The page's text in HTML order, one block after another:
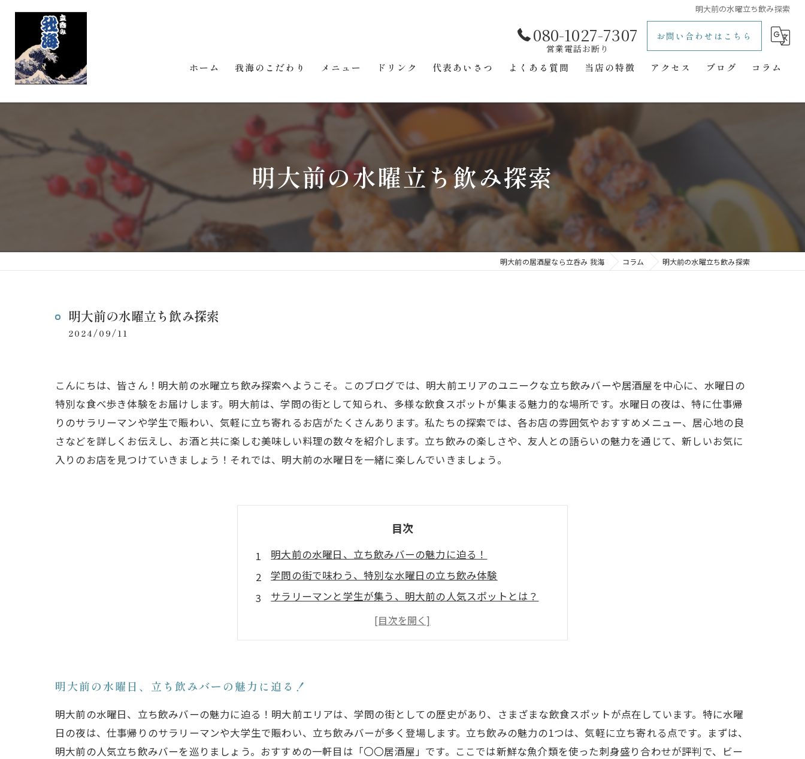
明大前の水曜立ち飲み探索
080-1027-7307 お問い合わせはこちら
ホーム 我海のこだわり メニュー ドリンク 代表あいさつ よくある質問 当店の特徴
立ち飲み
二次会
隠れ家
アクセス ブログ コラム
明大前の水曜立ち飲み探索
明大前の居酒屋なら立呑み 我海 コラム 明大前の水曜立ち飲み探索
明大前の水曜立ち飲み探索
2024/09/11
こんにちは、皆さん！明大前の水曜立ち飲み探索へようこそ。このブログでは、明大前エリアのユニークな立ち飲みバーや居酒屋を中心に、水曜日の
特別な食べ歩き体験をお届けします。明大前は、学問の街として知られ、多様な飲食スポットが集まる魅力的な場所です。水曜日の夜は、特に仕事帰
りのサラリーマンや学生で賑わい、気軽に立ち寄れるお店がたくさんあります。私たちの探索では、各お店の雰囲気やおすすめメニュー、居心地の良
さなどを詳しくお伝えし、お酒と共に楽しむ美味しい料理の数々を紹介します。立ち飲みの楽しさや、友人との語らいの魅力を通じて、新しいお気に
入りのお店を見つけていきましょう！それでは、明大前の水曜日を一緒に楽しんでいきましょう。
目次
明大前の水曜日、立ち飲みバーの魅力に迫る！
学問の街で味わう、特別な水曜日の立ち飲み体験
サラリーマンと学生が集う、明大前の人気スポットとは？
美味しい料理と共に楽しむ、居心地の良い立ち飲みのすすめ
友人との語らいが生まれる、明大前の隠れた名店を発見！
あなたのお気に入りになれる、明大前の立ち飲みバー特集
明大前の水曜日、立ち飲みバーの魅力に迫る！
明大前の水曜日、立ち飲みバーの魅力に迫る！明大前エリアは、学問の街としての歴史があり、さまざまな飲食スポットが点在しています。特に水曜
日の夜は、仕事帰りのサラリーマンや大学生で賑わい、立ち飲みバーが多く登場します。立ち飲みの魅力の1つは、気軽に立ち寄れる点です。まずは、
明大前の人気立ち飲みバーを巡りましょう。おすすめの一軒目は「〇〇居酒屋」です。ここでは新鮮な魚介類を使った刺身盛り合わせが評判で、ビー